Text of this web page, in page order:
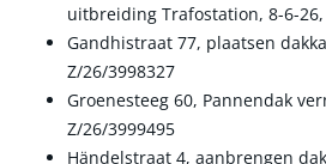
uitbreiding Trafostation, 8-6-26,
Gandhistraat 77, plaatsen
Z/26/3998327
Groenesteeg 60, Pannendak
Z/26/3999495
Händelstraat 4, aanbrengen